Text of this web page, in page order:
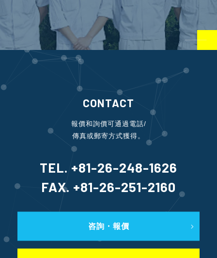
CONTACT
報價和詢價可通過電話/
傳真或郵寄方式獲得。
TEL. +81-26-248-1626
FAX. +81-26-251-2160
咨詢・報價